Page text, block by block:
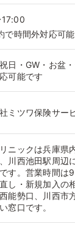
で時間外対応可
日・GW・お盆
可能です
ミツワ保険サー
ニックは兵庫県
川西池田駅周辺
す。営業時間
し・新規加入の
能勢口、川西市
窓口です。